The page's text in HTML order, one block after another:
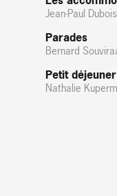
Jean-Paul Dubois
Parades
Bernard
Petit
Nathalie